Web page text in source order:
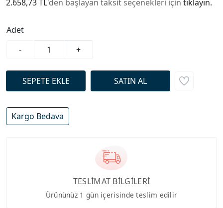
2.658,73 TL'den başlayan taksit seçenekleri için tıklayın.
Adet
-
+
Kargo Bedava
TESLİMAT BİLGİLERİ
Ürününüz 1 gün içerisinde teslim edilir